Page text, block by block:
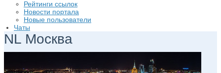
Рейтинги ссылок
Новости портала
Новые пользователи
Чаты
NL Москва